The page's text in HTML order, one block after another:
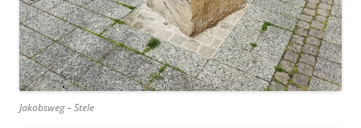
Jakobsweg – Stele